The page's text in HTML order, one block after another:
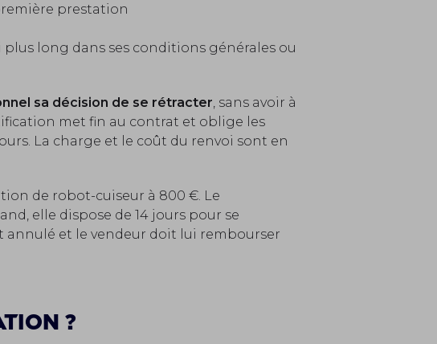
prestation
long dans ses conditions générales ou
sa décision de se rétracter , sans avoir à
met fin au contrat et oblige les
La charge et le coût du renvoi sont en
de robot-cuiseur à 800 €. Le
elle dispose de 14 jours pour se
annulé et le vendeur doit lui rembourser
?